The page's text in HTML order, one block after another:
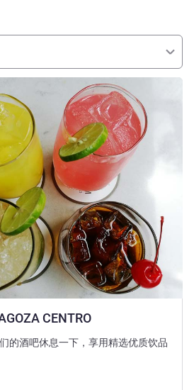
CENTRO
的酒吧休息一下，享用精选优质饮品